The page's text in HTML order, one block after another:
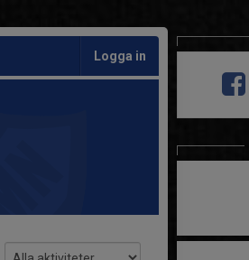
Logga in